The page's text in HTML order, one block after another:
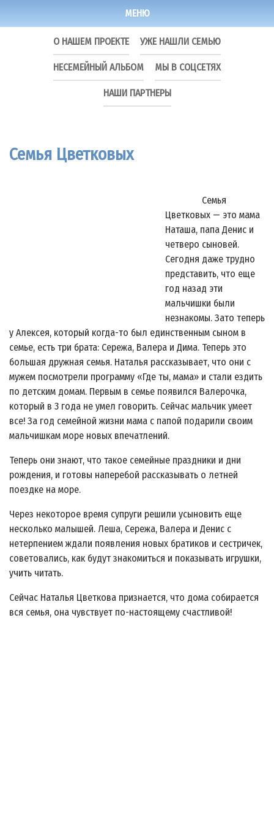
МЕНЮ
О НАШЕМ ПРОЕКТЕ УЖЕ НАШЛИ СЕМЬЮ
НЕСЕМЕЙНЫЙ АЛЬБОМ МЫ В СОЦСЕТЯХ
НАШИ ПАРТНЕРЫ
Семья Цветковых
Cемья
Цветковых — это мама
Наташа, папа Денис и
четверо сыновей.
Сегодня даже трудно
представить, что еще
год назад эти
мальчишки были
незнакомы. Зато теперь
у Алексея, который когда-то был единственным сыном в
семье, есть три брата: Сережа, Валера и Дима. Теперь это
большая дружная семья. Наталья рассказывает, что они с
мужем посмотрели программу «Где ты, мама» и стали ездить
по детским домам. Первым в семье появился Валерочка,
который в 3 года не умел говорить. Сейчас мальчик умеет
все! За год семейной жизни мама с папой подарили своим
мальчишкам море новых впечатлений.
Теперь они знают, что такое семейные праздники и дни
рождения, и готовы наперебой рассказывать о летней
поездке на море.
Через некоторое время супруги решили усыновить еще
несколько малышей. Леша, Сережа, Валера и Денис с
нетерпением ждали появления новых братиков и сестричек,
советовались, как будут знакомиться и показывать игрушки,
учить читать.
Сейчас Наталья Цветкова признается, что дома собирается
вся семья, она чувствует по-настоящему счастливой!